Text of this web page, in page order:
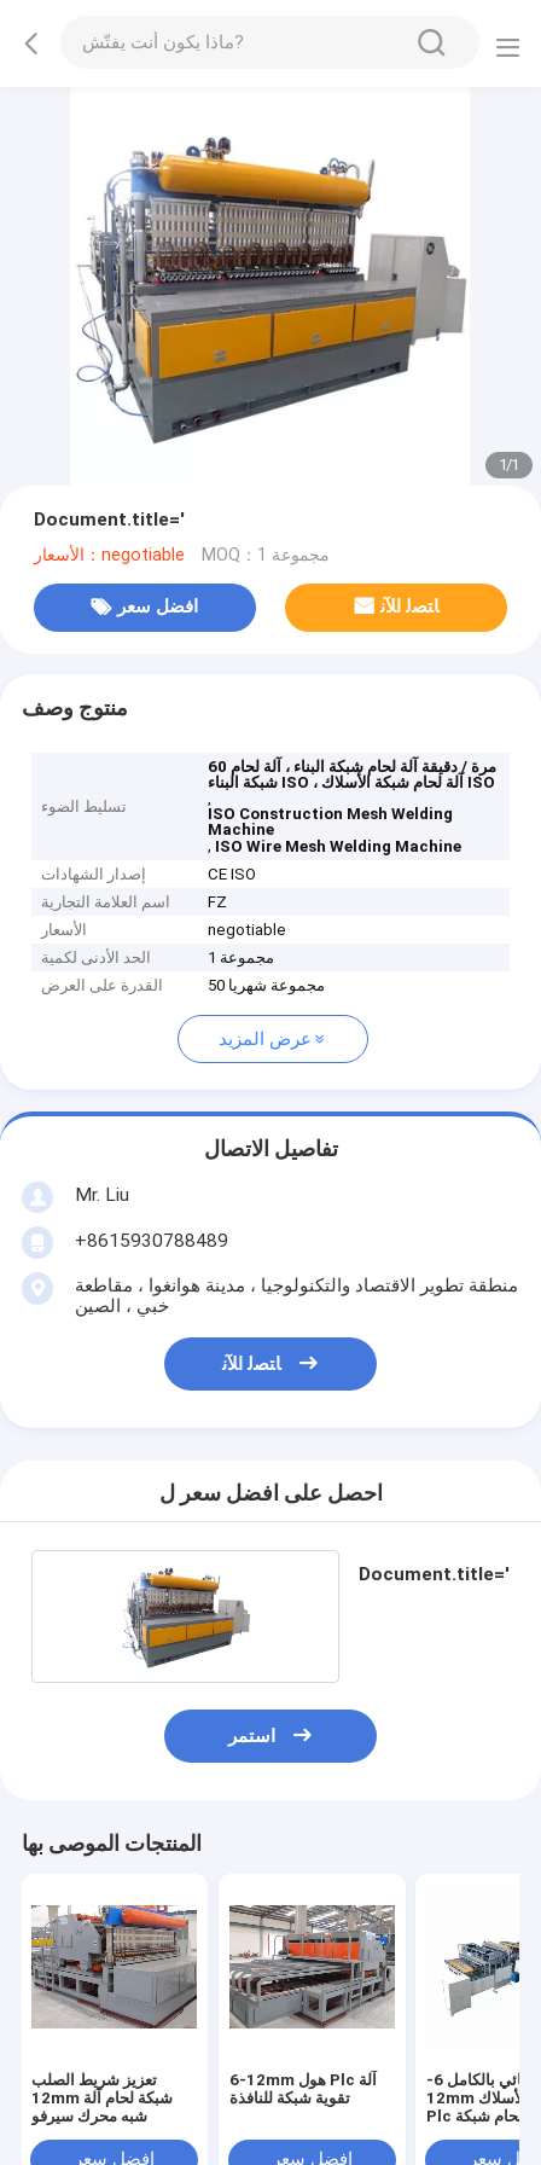
1/1
Document.title='
الأسعار：negotiable MOQ：1 مجموعة
افضل سعر ﺎﺘﺼﻟ ﺍﻶﻧ
منتوج وصف
تسليط الضوء
60 مرة / دقيقة آلة لحام شبكة البناء ، آلة لحام
شبكة البناء ISO ، آلة لحام شبكة الأسلاك ISO
,
ISO Construction Mesh Welding
Machine
, ISO Wire Mesh Welding Machine
إصدار الشهادات
CE ISO
اسم العلامة التجارية
FZ
الأسعار
negotiable
الحد الأدنى لكمية
1 مجموعة
القدرة على العرض
50 مجموعة شهريا
عرض المزيد
تفاصيل الاتصال
Mr. Liu
+8615930788489
منطقة تطوير الاقتصاد والتكنولوجيا ، مدينة هوانغوا ، مقاطعة
خبي ، الصين
ﺎﺘﺼﻟ ﺍﻶﻧ
احصل على افضل سعر ل
Document.title='
استمر
المنتجات الموصى بها
تعزيز شريط الصلب
12mm شبكة لحام آلة
شبه محرك سيرفو
افضل سعر
6-12mm هول Plc آلة
تقوية شبكة للنافذة
افضل سعر
التلقائي بالكامل 6-
12mm قبل قطع الأسلاك
Plc آلة لحام شبكة
سعر